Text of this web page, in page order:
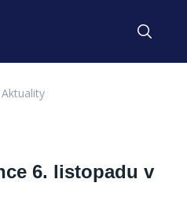
Aktuality
6. listopadu v